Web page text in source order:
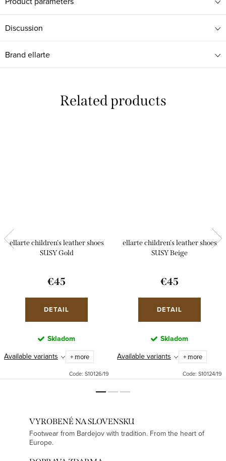
Discussion
Brand ellarte
Related products
ellarte children's leather shoes
SUSY Gold
€45
DETAIL
Skladom
Available variants
+ more
Code: S10126/19
ellarte children's leather shoes
SUSY Beige
€45
DETAIL
Skladom
Available variants
+ more
Code: S10124/19
VYROBENÉ NA SLOVENSKU
Footwear from Bardejov with tradition. From the heart of
Europe.